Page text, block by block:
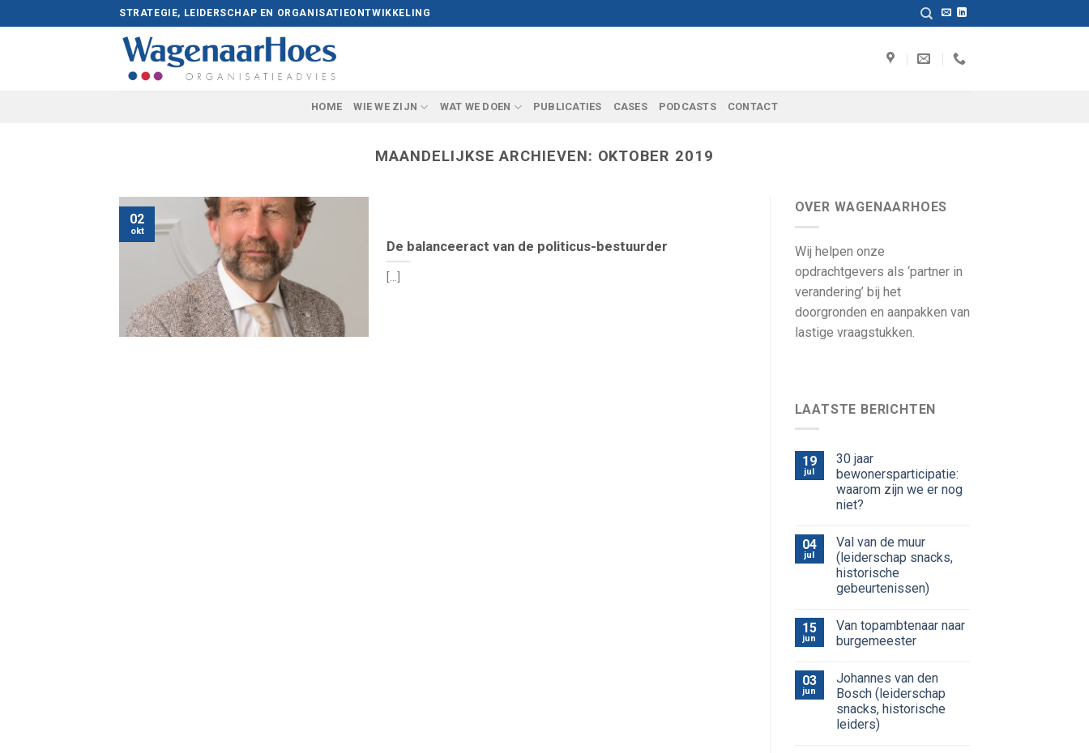
to
STRATEGIE, LEIDERSCHAP EN ORGANISATIEONTWIKKELING
HOME WIE WE ZIJN WAT WE DOEN PUBLICATIES CASES PODCASTS CONTACT
MAANDELIJKSE ARCHIEVEN: OKTOBER 2019
De balanceeract van de politicus-bestuurder
[...]
02
okt
OVER WAGENAARHOES
Wij helpen onze
opdrachtgevers als ‘partner in
verandering’ bij het
doorgronden en aanpakken van
lastige vraagstukken.
LAATSTE BERICHTEN
19
jul
30 jaar
bewonersparticipatie:
waarom zijn we er nog
niet?
04
jul
Val van de muur
(leiderschap snacks,
historische
gebeurtenissen)
15
jun
Van topambtenaar naar
burgemeester
03
jun
Johannes van den
Bosch (leiderschap
snacks, historische
leiders)